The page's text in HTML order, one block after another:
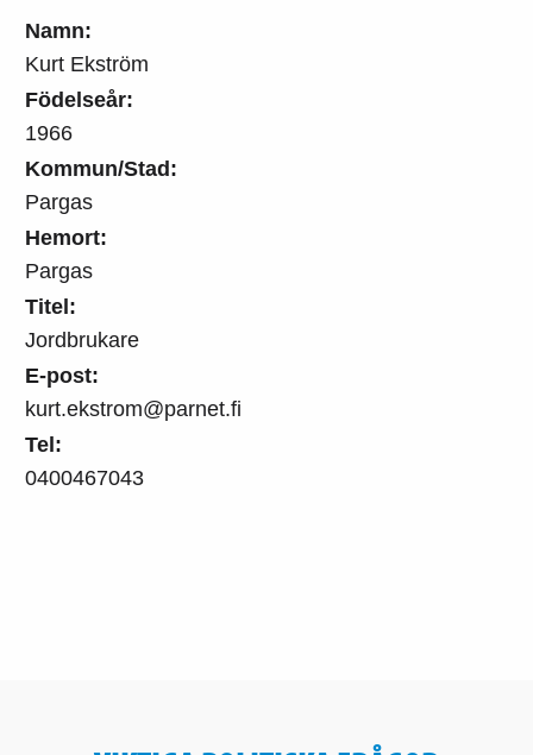
Namn:
Kurt Ekström
Födelseår:
1966
Kommun/Stad:
Pargas
Hemort:
Pargas
Titel:
Jordbrukare
E-post:
kurt.ekstrom@parnet.fi
Tel:
0400467043